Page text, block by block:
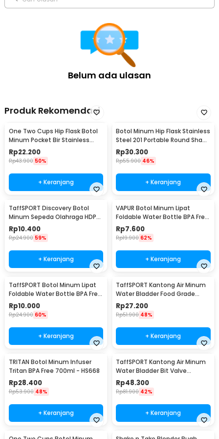
Belum ada ulasan
Produk Rekomendasi
One Two Cups Hip Flask Botol
Minum Pocket Bir Stainless
Steel 201 8oz - MS351
Rp22.200
Rp43.900 50%
+ Keranjang
Botol Minum Hip Flask Stainless
Steel 201 Portable Round Shape
150ml - B-5
Rp30.300
Rp55.900 46%
+ Keranjang
TaffSPORT Discovery Botol
Minum Sepeda Olahraga HDPE
Dust Cover 650ml - 3026
Rp10.400
Rp24.900 59%
+ Keranjang
VAPUR Botol Minum Lipat
Foldable Water Bottle BPA Free
Karabiner 500ml - V5
Rp7.600
Rp19.900 62%
+ Keranjang
TaffSPORT Botol Minum Lipat
Foldable Water Bottle BPA Free
700ml - S29
Rp10.000
Rp24.900 60%
+ Keranjang
TaffSPORT Kantong Air Minum
Water Bladder Food Grade
Hydration Bag 2L - SD16
Rp27.200
Rp51.900 48%
+ Keranjang
TRITAN Botol Minum Infuser
Tritan BPA Free 700ml - HS668
Rp28.400
Rp53.900 48%
+ Keranjang
TaffSPORT Kantong Air Minum
Water Bladder Bit Valve
Hydration Bag 2L - SD16
Rp48.300
Rp81.900 42%
+ Keranjang